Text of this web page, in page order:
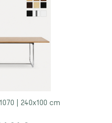
| 240x100 cm